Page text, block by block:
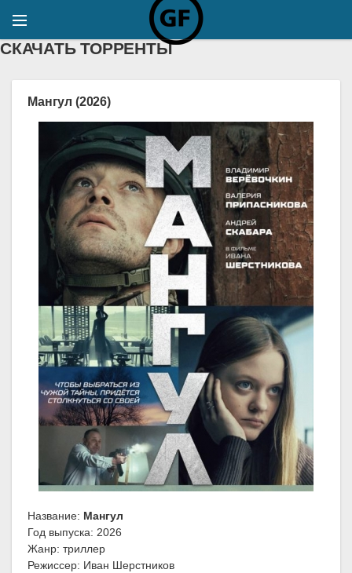
СКАЧАТЬ ТОРРЕНТЫ
Мангул (2026)
Название: Мангул
Год выпуска: 2026
Жанр: триллер
Режиссер: Иван Шерстников